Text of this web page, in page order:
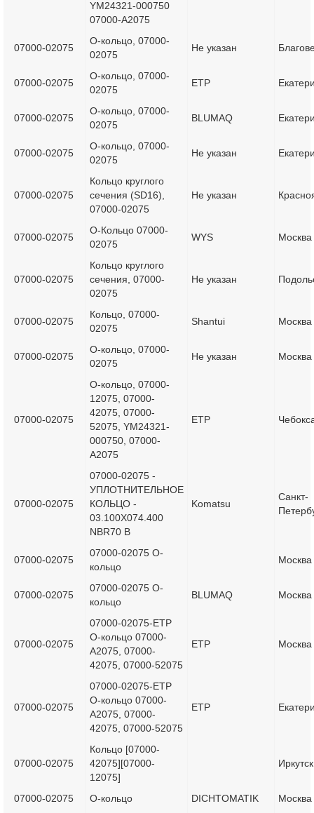
YM24321-000750
07000-A2075
07000-02075
О-кольцо, 07000-
02075
Не указан
07000-02075
О-кольцо, 07000-
02075
ETP
07000-02075
О-кольцо, 07000-
02075
BLUMAQ
07000-02075
О-кольцо, 07000-
02075
Не указан
07000-02075
Кольцо круглого
сечения (SD16),
07000-02075
Не указан
07000-02075
О-Кольцо 07000-
02075
WYS Москва
07000-02075
Кольцо круглого
сечения, 07000-
02075
Не указан
07000-02075
Кольцо, 07000-
02075
Shantui Москва
07000-02075
О-кольцо, 07000-
02075
Не указан Москва
07000-02075
О-кольцо, 07000-
12075, 07000-
42075, 07000-
52075, YM24321-
000750, 07000-
A2075
ETP
07000-02075
07000-02075 -
УПЛОТНИТЕЛЬНОЕ
КОЛЬЦО -
03.100X074.400
NBR70 B
Komatsu
Санкт-
07000-02075
07000-02075 О-
кольцо
Москва
07000-02075
07000-02075 О-
кольцо
BLUMAQ Москва
07000-02075
07000-02075-ETP
О-кольцо 07000-
A2075, 07000-
42075, 07000-52075
ETP Москва
07000-02075
07000-02075-ETP
О-кольцо 07000-
A2075, 07000-
42075, 07000-52075
ETP
07000-02075
Кольцо [07000-
42075][07000-
12075]
Иркутск
07000-02075 О-кольцо DICHTOMATIK Москва